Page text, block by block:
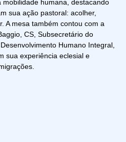
humana, destacando
sua ação pastoral: acolher,
A mesa também contou com a
CS, Subsecretário do
Humano Integral,
sua experiência eclesial e